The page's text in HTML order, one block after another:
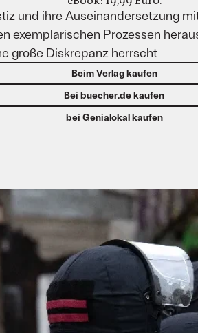
und ihre Auseinandersetzung
exemplarischen Prozessen
große Diskrepanz herrscht
Beim Verlag kaufen
Bei buecher.de kaufen
bei Genialokal kaufen